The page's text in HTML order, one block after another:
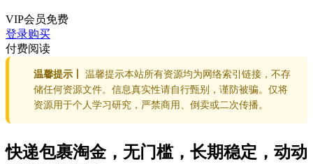
VIP会员免费
登录购买
付费阅读
温馨提示丨
温馨提示本站所有资源均为网络索引链接，不存
储任何资源文件。信息真实性请自行甄别，谨防被骗。仅将
资源用于个人学习研究，严禁商用、倒卖或二次传播。
快递包裹淘金，无门槛，长期稳定，动动